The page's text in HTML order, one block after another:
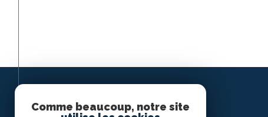
Comme beaucoup, notre site